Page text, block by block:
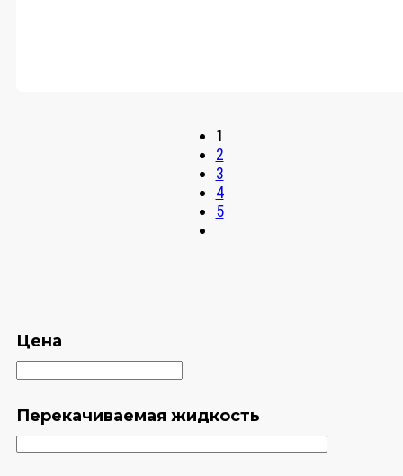
1
2
3
4
5
Цена
Перекачиваемая жидкость